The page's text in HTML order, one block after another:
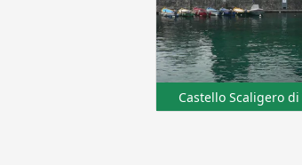
Castello Scaligero